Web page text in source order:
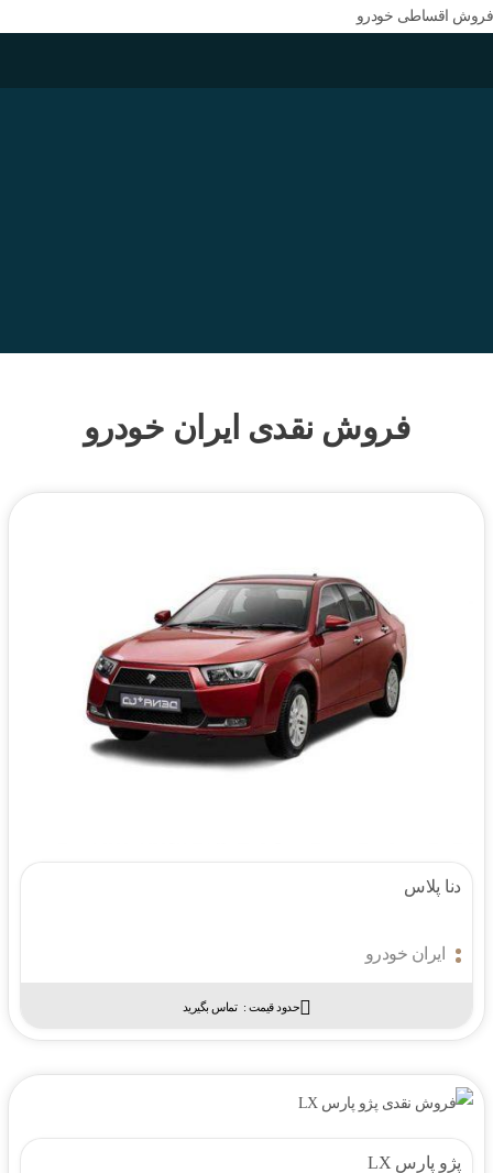
فروش اقساطی خودرو
فروش نقدی ایران خودرو
دنا پلاس
ایران خودرو
حدود قیمت :‌ تماس بگیرید
پژو پارس LX